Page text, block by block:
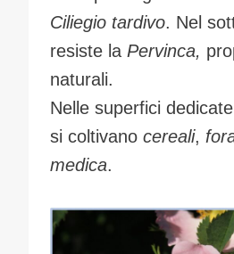
Ciliegio tardivo. Nel
resiste la Pervinca,
naturali.
Nelle superfici
si coltivano cereali,
medica.